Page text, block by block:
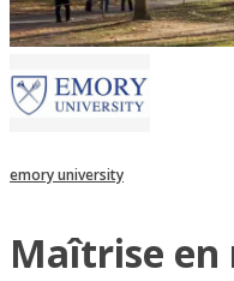
emory university
Maîtrise en